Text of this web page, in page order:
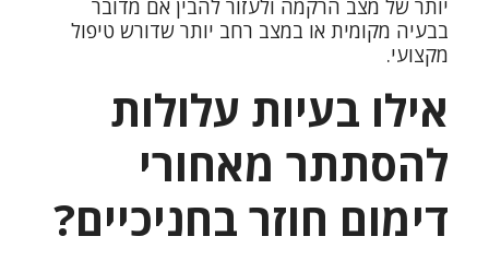
יותר של מצב הרקמה ולעזור להבין אם מדובר
בבעיה מקומית או במצב רחב יותר שדורש טיפול
מקצועי.
אילו בעיות עלולות
להסתתר מאחורי
דימום חוזר בחניכיים?